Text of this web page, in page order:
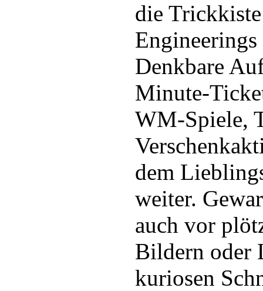
die
Denkbare
Minute-
WM-Spiele,
dem
weiter.
auch vor
Bildern oder
kuriosen